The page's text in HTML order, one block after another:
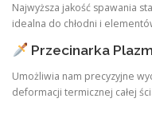
Najwyższa jakość spawania
idealna do chłodni i
Przecinarka
Umożliwia nam precyzyjne
deformacji termicznej całej